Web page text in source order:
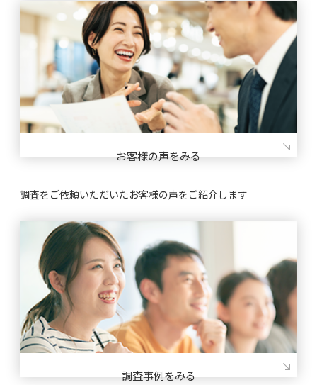
お客様の声をみる
調査をご依頼いただいたお客様の声をご紹介します
調査事例をみる